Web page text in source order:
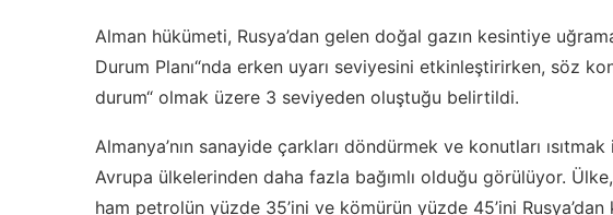
Alman hükümeti, Rusya’dan gelen doğal gazın kesintiye
Durum Planı“nda erken uyarı seviyesini etkinleştirirken, söz
durum“ olmak üzere 3 seviyeden oluştuğu belirtildi.
Almanya’nın sanayide çarkları döndürmek ve konutları
Avrupa ülkelerinden daha fazla bağımlı olduğu görülüyor.
ham petrolün yüzde 35’ini ve kömürün yüzde 45’ini Rusya’dan